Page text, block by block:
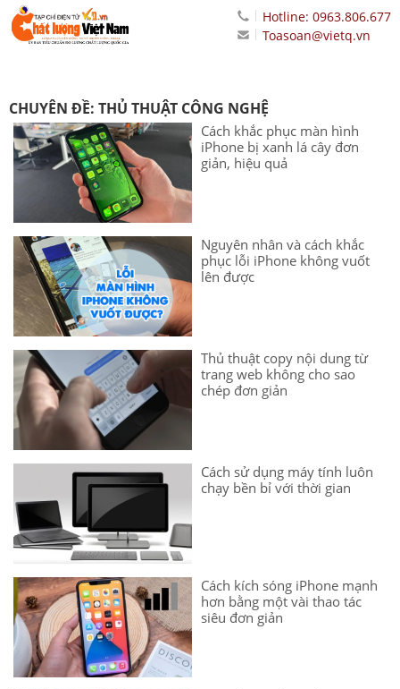
Hotline: 0963.806.677
Toasoan@vietq.vn
CHUYÊN ĐỀ: THỦ THUẬT CÔNG NGHỆ
Cách khắc phục màn hình
iPhone bị xanh lá cây đơn
giản, hiệu quả
Nguyên nhân và cách khắc
phục lỗi iPhone không vuốt
lên được
Thủ thuật copy nội dung từ
trang web không cho sao
chép đơn giản
Cách sử dụng máy tính luôn
chạy bền bỉ với thời gian
Cách kích sóng iPhone mạnh
hơn bằng một vài thao tác
siêu đơn giản